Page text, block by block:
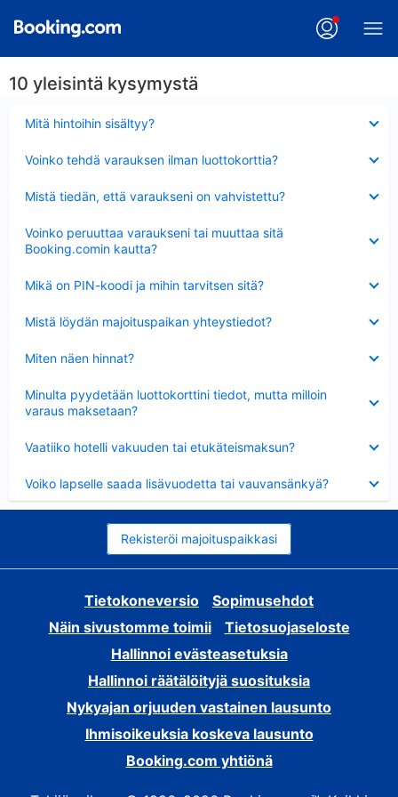
10 yleisintä kysymystä
Mitä hintoihin sisältyy?
Voinko tehdä varauksen ilman luottokorttia?
Mistä tiedän, että varaukseni on vahvistettu?
Voinko peruuttaa varaukseni tai muuttaa sitä
Booking.comin kautta?
Mikä on PIN-koodi ja mihin tarvitsen sitä?
Mistä löydän majoituspaikan yhteystiedot?
Miten näen hinnat?
Minulta pyydetään luottokorttini tiedot, mutta milloin
varaus maksetaan?
Vaatiiko hotelli vakuuden tai etukäteismaksun?
Voiko lapselle saada lisävuodetta tai vauvansänkyä?
Rekisteröi majoituspaikkasi
Tietokoneversio
Sopimusehdot
Näin sivustomme toimii
Tietosuojaseloste
Hallinnoi evästeasetuksia
Hallinnoi räätälöityjä suosituksia
Nykyajan orjuuden vastainen lausunto
Ihmisoikeuksia koskeva lausunto
Booking.com yhtiönä